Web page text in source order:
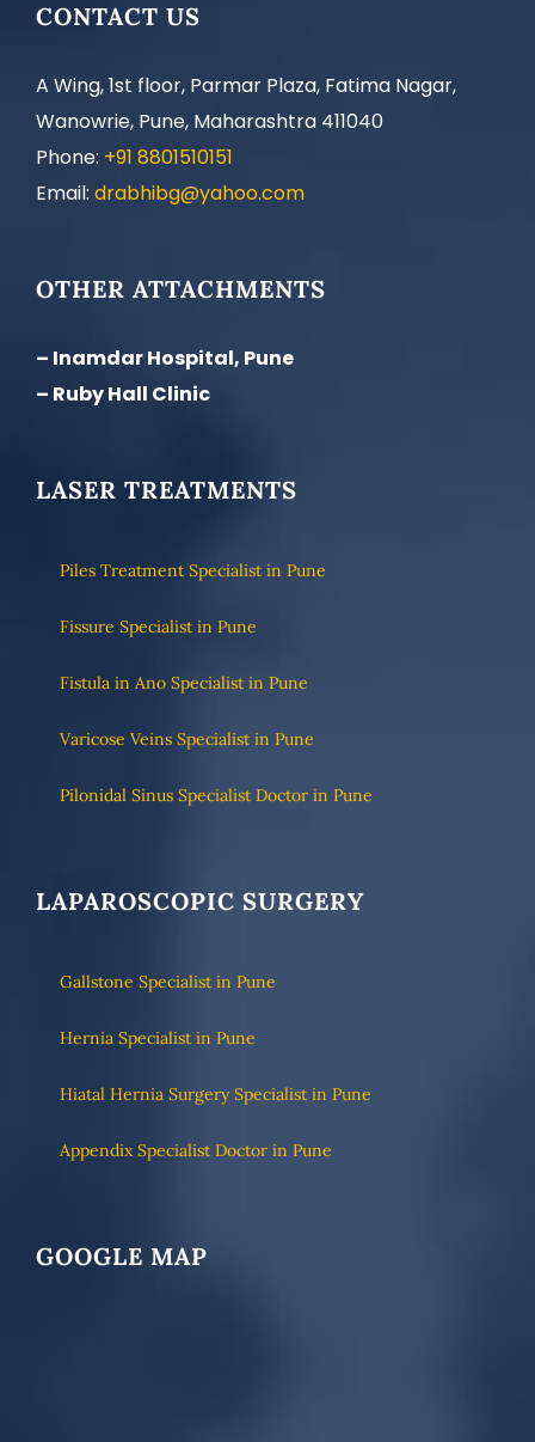
CONTACT US
A Wing, 1st floor, Parmar Plaza, Fatima Nagar,
Wanowrie, Pune, Maharashtra 411040
Phone: +91 8801510151
Email: drabhibg@yahoo.com
OTHER ATTACHMENTS
– Inamdar Hospital, Pune
– Ruby Hall Clinic
LASER TREATMENTS
Piles Treatment Specialist in Pune
Fissure Specialist in Pune
Fistula in Ano Specialist in Pune
Varicose Veins Specialist in Pune
Pilonidal Sinus Specialist Doctor in Pune
LAPAROSCOPIC SURGERY
Gallstone Specialist in Pune
Hernia Specialist in Pune
Hiatal Hernia Surgery Specialist in Pune
Appendix Specialist Doctor in Pune
GOOGLE MAP